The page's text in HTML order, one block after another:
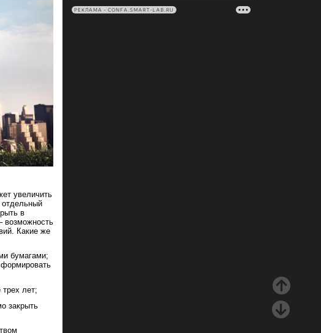
увеличить
в
возможность
Какие же
бумагами;
лет;
закрыть
РЕКЛАМА • CONFA.SMART-LAB.RU